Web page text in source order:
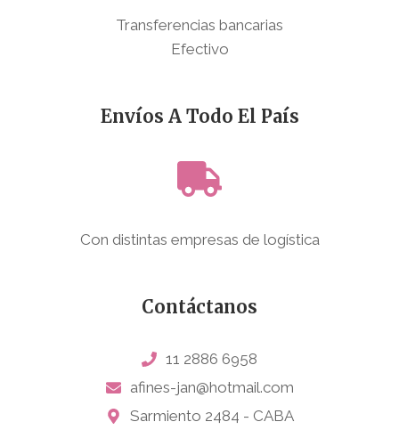
Transferencias bancarias
Efectivo
Envíos A Todo El País
Con distintas empresas de logística
Contáctanos
11 2886 6958
afines-jan@hotmail.com
Sarmiento 2484 - CABA